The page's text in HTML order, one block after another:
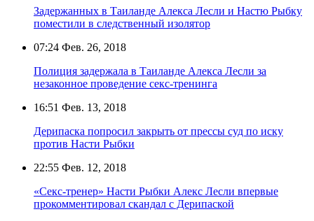
Задержанных в Таиланде Алекса Лесли и Настю Рыбку
поместили в следственный изолятор
07:24 Фев. 26, 2018
Полиция задержала в Таиланде Алекса Лесли за
незаконное проведение секс-тренинга
16:51 Фев. 13, 2018
Дерипаска попросил закрыть от прессы суд по иску
против Насти Рыбки
22:55 Фев. 12, 2018
«Секс-тренер» Насти Рыбки Алекс Лесли впервые
прокомментировал скандал с Дерипаской